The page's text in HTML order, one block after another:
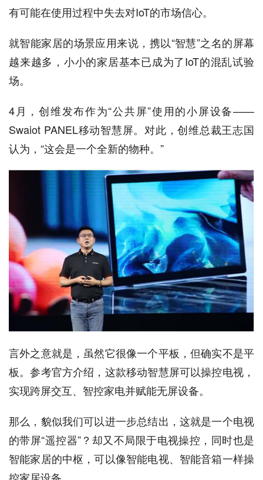
有可能在使用过程中失去对IoT的市场信心。
就智能家居的场景应用来说，携以“智慧”之名的屏幕
越来越多，小小的家居基本已成为了IoT的混乱试验
场。
4月，创维发布作为“公共屏”使用的小屏设备——
Swaiot PANEL移动智慧屏。对此，创维总裁王志国
认为，“这会是一个全新的物种。”
言外之意就是，虽然它很像一个平板，但确实不是平
板。参考官方介绍，这款移动智慧屏可以操控电视，
实现跨屏交互、智控家电并赋能无屏设备。
那么，貌似我们可以进一步总结出，这就是一个电视
的带屏“遥控器”？却又不局限于电视操控，同时也是
智能家居的中枢，可以像智能电视、智能音箱一样操